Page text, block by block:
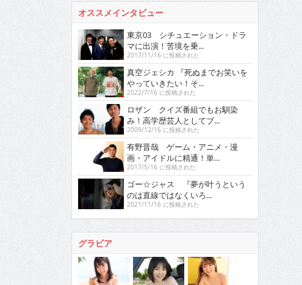
オススメインタビュー
東京03 シチュエーション・ドラ
マに出演！苦境を乗...
2017/11/16 に投稿された
真空ジェシカ 『死ぬまでお笑いを
やっていきたい！そ...
2022/7/16 に投稿された
ロザン クイズ番組でもお馴染
み！高学歴芸人としてブ...
2009/12/16 に投稿された
有野晋哉 ゲーム・アニメ・漫
画・アイドルに精通！単...
2017/5/16 に投稿された
ゴー☆ジャス 『夢が叶うという
のは直線ではなくいろ...
2021/11/16 に投稿された
グラビア